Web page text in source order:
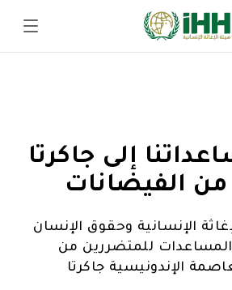
إلى جاكرتا
الفيضانات
الإنسانية وحقوق الإنسان
المساعدات للمتضررين من
الإندونيسية جاكرتا